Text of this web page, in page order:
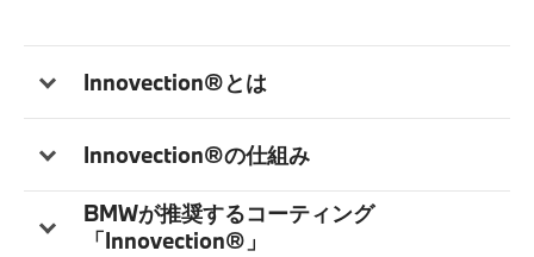
Innovection®とは
Innovection®の仕組み
BMWが推奨するコーティング
「Innovection®」